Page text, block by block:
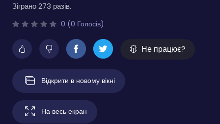
Зіграно 273 разів.
0 (0 Голосів)
Не працює?
Відкрити в новому вікні
На весь екран